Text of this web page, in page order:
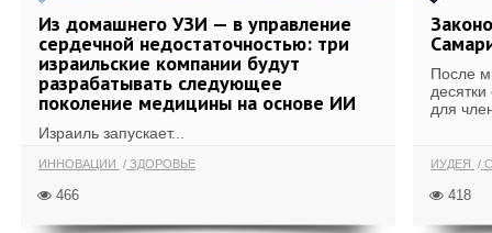
Из домашнего УЗИ — в управление
сердечной недостаточностью: три
израильские компании будут
разрабатывать следующее
поколение медицины на основе ИИ
Израиль запускает...
ИННОВАЦИИ ЗДОРОВЬЕ
466
После
для
ИУДЕЯ
418